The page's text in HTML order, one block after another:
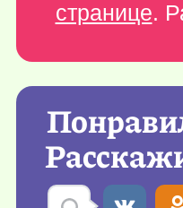
странице.